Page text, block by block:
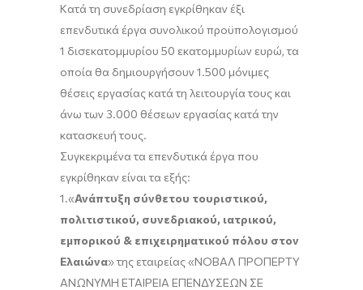
Κατά τη συνεδρίαση εγκρίθηκαν έξι
επενδυτικά έργα συνολικού προϋπολογισμού
1 δισεκατομμυρίου 50 εκατομμυρίων ευρώ, τα
οποία θα δημιουργήσουν 1.500 μόνιμες
θέσεις εργασίας κατά τη λειτουργία τους και
άνω των 3.000 θέσεων εργασίας κατά την
κατασκευή τους.
Συγκεκριμένα τα επενδυτικά έργα που
εγκρίθηκαν είναι τα εξής:
1.«Ανάπτυξη σύνθετου τουριστικού,
πολιτιστικού, συνεδριακού, ιατρικού,
εμπορικού & επιχειρηματικού πόλου στον
Ελαιώνα» της εταιρείας «ΝΟΒΑΛ ΠΡΟΠΕΡΤΥ
ΑΝΩΝΥΜΗ ΕΤΑΙΡΕΙΑ ΕΠΕΝΔΥΣΕΩΝ ΣΕ